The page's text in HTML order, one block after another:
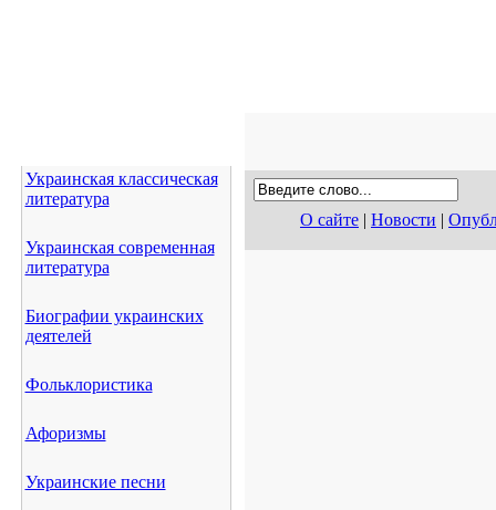
Украинская классическая
литература
Украинская современная
литература
Биографии украинских
деятелей
Фольклористика
Афоризмы
Украинские песни
О сайте | Новости |